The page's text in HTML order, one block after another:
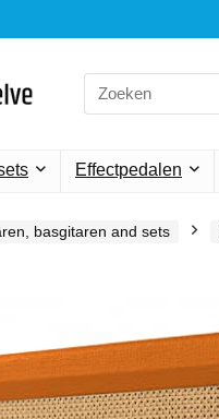
Search
for:
Effectpedalen
basgitaren and sets